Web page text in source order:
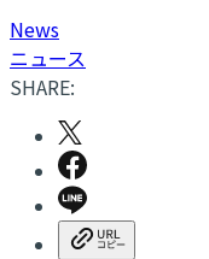
News
ニュース
SHARE: